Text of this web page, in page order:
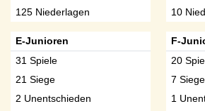
125 Niederlagen
10
E-Junioren
31 Spiele
21 Siege
2 Unentschieden
F-
20
7 Siege
1